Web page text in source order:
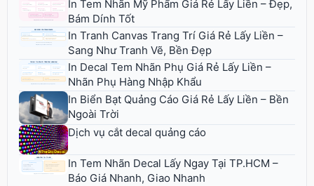
In Tem Nhãn Mỹ Phẩm Giá Rẻ Lấy Liền – Đẹp,
Bám Dính Tốt
In Tranh Canvas Trang Trí Giá Rẻ Lấy Liền –
Sang Như Tranh Vẽ, Bền Đẹp
In Decal Tem Nhãn Phụ Giá Rẻ Lấy Liền –
Nhãn Phụ Hàng Nhập Khẩu
In Biển Bạt Quảng Cáo Giá Rẻ Lấy Liền – Bền
Ngoài Trời
Dịch vụ cắt decal quảng cáo
In Tem Nhãn Decal Lấy Ngay Tại TP.HCM –
Báo Giá Nhanh, Giao Nhanh